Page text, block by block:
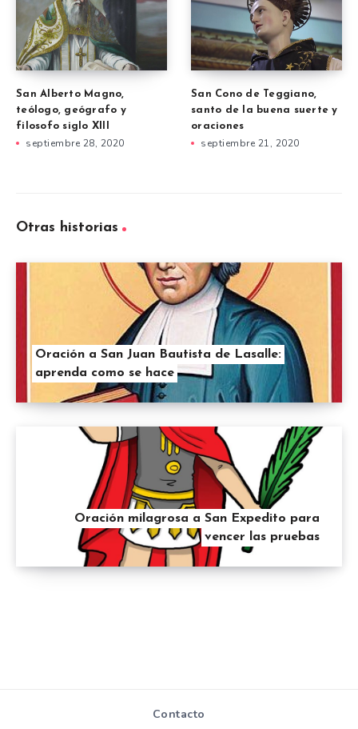
San Alberto Magno,
teólogo, geógrafo y
filosofo siglo XIII
septiembre 28, 2020
San Cono de Teggiano,
santo de la buena suerte y
oraciones
septiembre 21, 2020
Otras historias
Oración a San Juan Bautista de Lasalle:
aprenda como se hace
Oración milagrosa a San Expedito para
vencer las pruebas
Contacto